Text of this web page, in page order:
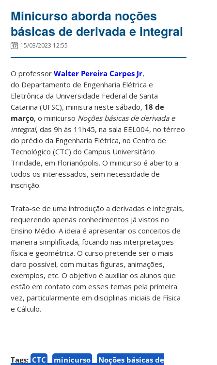
Minicurso aborda noções
básicas de derivada e integral
15/03/2023 12:55
O professorWalter Pereira Carpes Jr,
do Departamento de Engenharia Elétrica e
Eletrônica da Universidade Federal de Santa
Catarina (UFSC),ministra neste sábado, 18 de
março, o minicurso Noções básicas de derivada e
integral, das 9h às 11h45, na sala EEL004, no térreo
do prédio da Engenharia Elétrica, no Centro de
Tecnológico (CTC) do Campus Universitário
Trindade, em Florianópolis.O minicurso é aberto a
todos os interessados, sem necessidade de
inscrição.
Trata-se de uma introdução a derivadas e integrais,
requerendo apenas conhecimentos já vistos no
Ensino Médio. A ideia é apresentar os conceitos de
maneira simplificada, focando nas interpretações
física e geométrica. O curso pretende ser o mais
claro possível, com muitas figuras, animações,
exemplos, etc. O objetivo é auxiliar os alunos que
estão em contato com esses temas pela primeira
vez, particularmente em disciplinas iniciais de Física
e Cálculo.
Tags: CTC minicurso
Noções básicas de